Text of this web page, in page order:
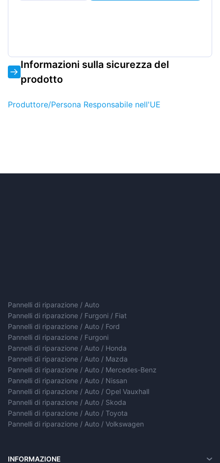
Informazioni sulla sicurezza del
prodotto
Produttore/Persona Responsabile nell'UE
Pannelli di riparazione / Auto
Pannelli di riparazione / Furgoni / Fiat
Pannelli di riparazione / Auto / Ford
Pannelli di riparazione / Furgoni
Pannelli di riparazione / Auto / Honda
Pannelli di riparazione / Auto / Mazda
Pannelli di riparazione / Auto / Mercedes-Benz
Pannelli di riparazione / Auto / Nissan
Pannelli di riparazione / Auto / Opel Vauxhall
Pannelli di riparazione / Auto / Skoda
Pannelli di riparazione / Auto / Toyota
Pannelli di riparazione / Auto / Volkswagen
INFORMAZIONE